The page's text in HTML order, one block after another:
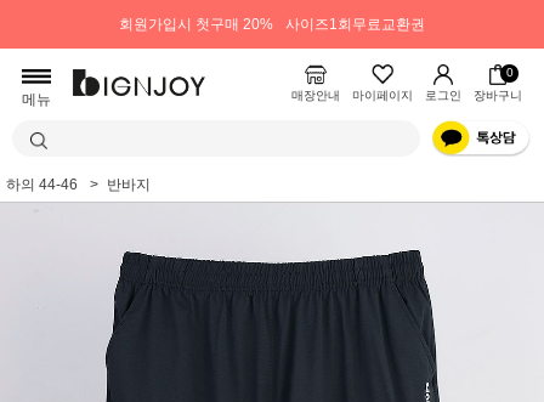
회원가입시 첫구매 20% 사이즈1회무료교환권
메뉴 매장안내 마이페이지 로그인
0
장바구니
하의 44-46 반바지